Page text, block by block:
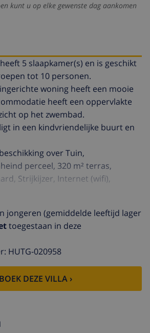
kunt u op elke gewenste dag aankomen
5 slaapkamer(s) en is geschikt
tot 10 personen.
woning heeft een mooie
heeft een oppervlakte
op het zwembad.
in een kindvriendelijke buurt en
over Tuin,
perceel, 320 m² terras,
Strijkijzer, Internet (wifi),
op gas, Privé Zwembad, Garage
2 Ventilatoren, 1 Televisie,
keramisch fornuis, is uitgerust
oven, vriezer, wasmachine,
bestek, koffiezetapparaat,
en sapcentrifuge.
jongeren (gemiddelde leeftijd lager
toegestaan in deze
HUTG-020958
BOEK DEZE VILLA ›